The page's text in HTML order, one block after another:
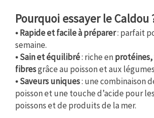
Pourquoi essayer le Caldou
• Rapide et facile à préparer: parfait
semaine.
• Sain et équilibré: riche en
fibresgrâce au poisson et aux
• Saveurs uniques: une combinaison
poisson et une touche d’acide pour
poissons et de produits de la mer.